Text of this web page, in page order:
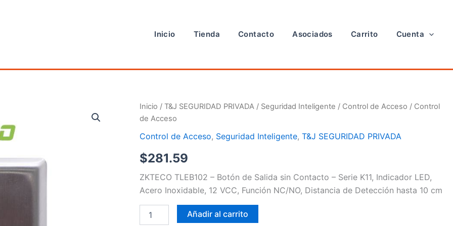
Inicio Tienda Contacto Asociados Carrito Cuenta
Inicio /T&J SEGURIDAD PRIVADA / Seguridad Inteligente / Control de Acceso / Control
de Acceso
Control de Acceso, Seguridad Inteligente,T&J SEGURIDAD PRIVADA
$281.59
ZKTECO TLEB102 – Botón de Salida sin Contacto – Serie K11, Indicador LED,
Acero Inoxidable, 12 VCC, Función NC/NO, Distancia de Detección hasta 10 cm
Control
de
cantidad
Añadir al carrito